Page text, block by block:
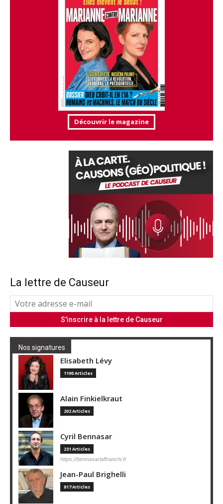
Découvrir le magazine
La lettre de Causeur
Nos signatures
Elisabeth Lévy
1190 Articles
Alain Finkielkraut
202 Articles
Cyril Bennasar
231 Articles
https://bennasarlaffranchi.fr
Jean-Paul Brighelli
817 Articles